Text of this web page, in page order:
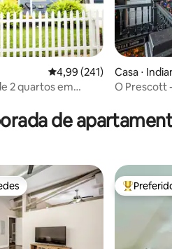
avaliações4,99 de uma avaliação
4,99 (241)
2 quartos em
Casa ⋅
O Prescott
de
Entre os